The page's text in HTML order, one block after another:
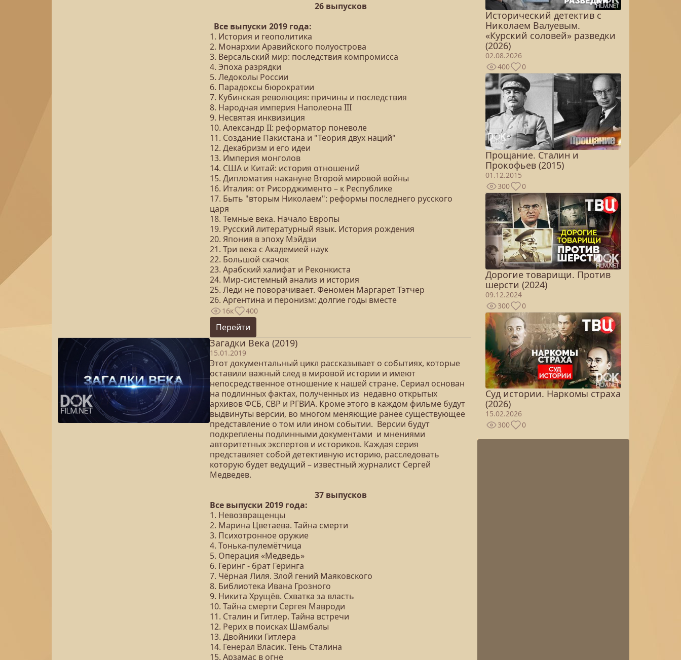
26 выпусков
Все выпуски 2019 года:
1. История и геополитика
2. Монархии Аравийского полуострова
3. Версальский мир: последствия компромисса
4. Эпоха разрядки
5. Ледоколы России
6. Парадоксы бюрократии
7. Кубинская революция: причины и последствия
8. Народная империя Наполеона III
9. Несвятая инквизиция
10. Александр II: реформатор поневоле
11. Создание Пакистана и "Теория двух наций"
12. Декабризм и его идеи
13. Империя монголов
14. США и Китай: история отношений
15. Дипломатия накануне Второй мировой войны
16. Италия: от Рисорджименто – к Республике
17. Быть "вторым Николаем": реформы последнего русского
царя
18. Темные века. Начало Европы
19. Русский литературный язык. История рождения
20. Япония в эпоху Мэйдзи
21. Три века с Академией наук
22. Большой скачок
23. Арабский халифат и Реконкиста
24. Мир-системный анализ и история
25. Леди не поворачивает. Феномен Маргарет Тэтчер
26. Аргентина и перонизм: долгие годы вместе
16к 400
Перейти
Загадки Века (2019)
15.01.2019
Этот документальный цикл рассказывает о событиях, которые
оставили важный след в мировой истории и имеют
непосредственное отношение к нашей стране. Сериал основан
на подлинных фактах, полученных из недавно открытых
архивов ФСБ, СВР и РГВИА. Кроме этого в каждом фильме будут
выдвинуты версии, во многом меняющие ранее существующее
представление о том или ином событии. Версии будут
подкреплены подлинными документами и мнениями
авторитетных экспертов и историков. Каждая серия
представляет собой детективную историю, расследовать
которую будет ведущий – известный журналист Сергей
Медведев.
37 выпусков
Все выпуски 2019 года:
1. Невозвращенцы
2. Марина Цветаева. Тайна смерти
3. Психотронное оружие
4. Тонька-пулемётчица
5. Операция «Медведь»
6. Геринг - брат Геринга
7. Чёрная Лиля. Злой гений Маяковского
8. Библиотека Ивана Грозного
9. Никита Хрущёв. Схватка за власть
10. Тайна смерти Сергея Мавроди
11. Сталин и Гитлер. Тайна встречи
12. Рерих в поисках Шамбалы
13. Двойники Гитлера
14. Генерал Власик. Тень Сталина
15. Арзамас в огне
Исторический детектив с
Николаем Валуевым.
«Курский соловей» разведки
(2026)
02.08.2026
400
0
Прощание. Сталин и
Прокофьев (2015)
01.12.2015
300
0
Дорогие товарищи. Против
шерсти (2024)
09.12.2024
300
0
Суд истории. Наркомы страха
(2026)
15.02.2026
300
0